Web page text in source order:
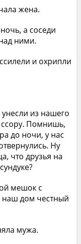
жена.
а соседи
ними.
и охрипли
из нашего
ссору. Помнишь,
до ночи, у нас
Ну
что друзья на
мешок с
наш дом честный
мужа.